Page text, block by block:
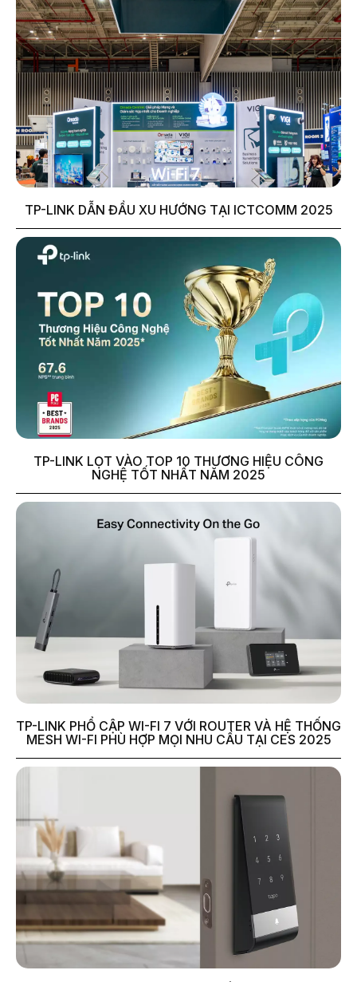
TP-LINK DẪN ĐẦU XU HƯỚNG TẠI ICTCOMM 2025
TP-LINK LỌT VÀO TOP 10 THƯƠNG HIỆU CÔNG
NGHỆ TỐT NHẤT NĂM 2025
TP-LINK PHỔ CẬP WI-FI 7 VỚI ROUTER VÀ HỆ THỐNG
MESH WI-FI PHÙ HỢP MỌI NHU CẦU TẠI CES 2025